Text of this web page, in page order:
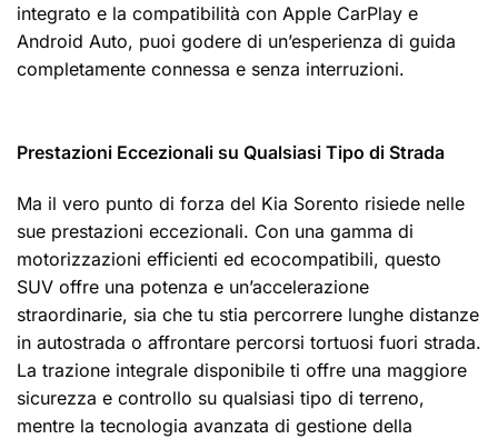
integrato e la compatibilità con Apple CarPlay e
Android Auto, puoi godere di un’esperienza di guida
completamente connessa e senza interruzioni.
Prestazioni Eccezionali su Qualsiasi Tipo di Strada
Ma il vero punto di forza del Kia Sorento risiede nelle
sue prestazioni eccezionali. Con una gamma di
motorizzazioni efficienti ed ecocompatibili, questo
SUV offre una potenza e un’accelerazione
straordinarie, sia che tu stia percorrere lunghe distanze
in autostrada o affrontare percorsi tortuosi fuori strada.
La trazione integrale disponibile ti offre una maggiore
sicurezza e controllo su qualsiasi tipo di terreno,
mentre la tecnologia avanzata di gestione della